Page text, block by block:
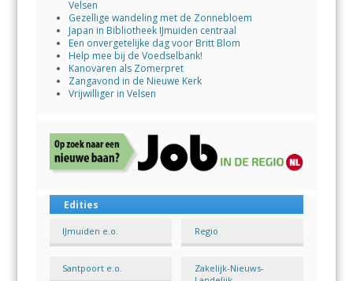
Velsen
Gezellige wandeling met de Zonnebloem
Japan in Bibliotheek IJmuiden centraal
Een onvergetelijke dag voor Britt Blom
Help mee bij de Voedselbank!
Kanovaren als Zomerpret
Zangavond in de Nieuwe Kerk
Vrijwilliger in Velsen
Edities
IJmuiden e.o. Regio
Santpoort e.o.
Zakelijk-Nieuws-